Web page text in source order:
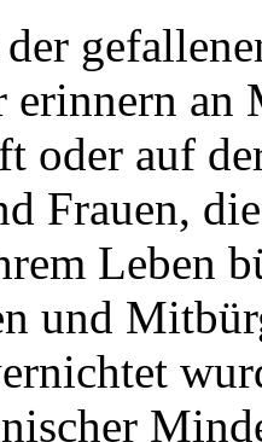
an
oder auf
Frauen,
Leben
und